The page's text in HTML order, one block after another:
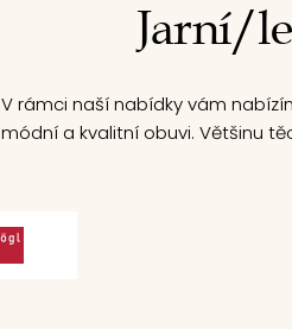
Jarní/
V rámci naší nabídky vám
módní a kvalitní obuvi. Většinu